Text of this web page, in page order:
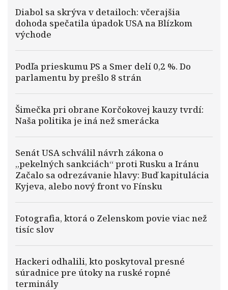
Diabol sa skrýva v detailoch: včerajšia
dohoda spečatila úpadok USA na Blízkom
východe
Podľa prieskumu PS a Smer delí 0,2 %. Do
parlamentu by prešlo 8 strán
Šimečka pri obrane Korčokovej kauzy tvrdí:
Naša politika je iná než smerácka
Senát USA schválil návrh zákona o
„pekelných sankciách“ proti Rusku a Iránu
Začalo sa odrezávanie hlavy: Buď kapitulácia
Kyjeva, alebo nový front vo Fínsku
Fotografia, ktorá o Zelenskom povie viac než
tisíc slov
Hackeri odhalili, kto poskytoval presné
súradnice pre útoky na ruské ropné
terminály